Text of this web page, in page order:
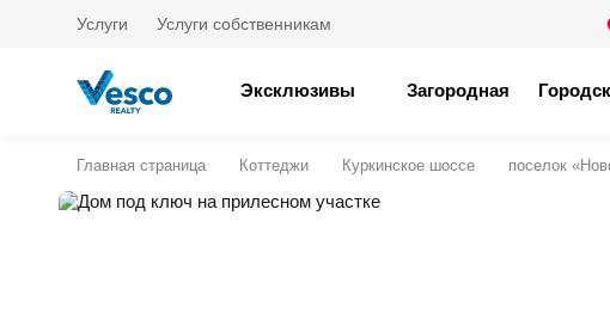
Услуги Услуги собственникам
Эксклюзивы Загородная
Главная страница Коттеджи Куркинское шоссе поселок